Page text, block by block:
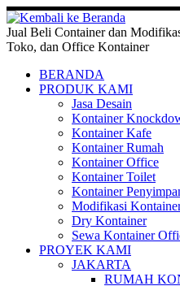
Skip
to
content
Jual Beli Container dan
Toko, dan Office Kontainer
BERANDA
PRODUK KAMI
Jasa Desain
Kontainer
Kontainer Kafe
Kontainer Rumah
Kontainer Office
Kontainer Toilet
Kontainer
Modifikasi
Dry Kontainer
Sewa Kontainer
PROYEK KAMI
JAKARTA
RUMAH